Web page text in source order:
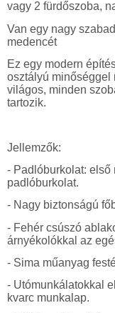
vagy 2 fürdőszoba,
Van egy nagy
medencét
Ez egy modern
osztályú minőséggel
világos, minden
tartozik.
Jellemzők:
- Padlóburkolat: első
padlóburkolat.
- Nagy biztonságú
- Fehér csúszó
árnyékolókkal az
- Sima műanyag
- Utómunkálatokkal
kvarc munkalap.